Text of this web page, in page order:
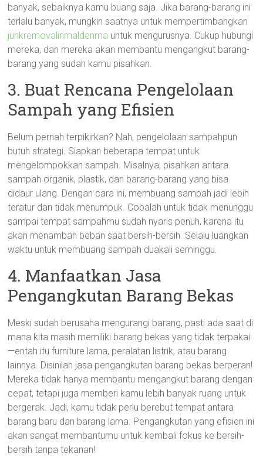
banyak, sebaiknya kamu buang saja. Jika barang-barang ini
terlalu banyak, mungkin saatnya untuk mempertimbangkan
junkremovalinmaldenma untuk mengurusnya. Cukup hubungi
mereka, dan mereka akan membantu mengangkut barang-
barang yang sudah kamu pisahkan.
3. Buat Rencana Pengelolaan
Sampah yang Efisien
Belum pernah terpikirkan? Nah, pengelolaan sampahpun
butuh strategi. Siapkan beberapa tempat untuk
mengelompokkan sampah. Misalnya, pisahkan antara
sampah organik, plastik, dan barang-barang yang bisa
didaur ulang. Dengan cara ini, membuang sampah jadi lebih
teratur dan tidak menumpuk. Cobalah untuk tidak menunggu
sampai tempat sampahmu sudah nyaris penuh, karena itu
akan menambah beban saat bersih-bersih. Selalu luangkan
waktu untuk membuang sampah duakali seminggu.
4. Manfaatkan Jasa
Pengangkutan Barang Bekas
Meski sudah berusaha mengurangi barang, pasti ada saat di
mana kita masih memiliki barang bekas yang tidak terpakai
—entah itu furniture lama, peralatan listrik, atau barang
lainnya. Disinilah jasa pengangkutan barang bekas berperan!
Mereka tidak hanya membantu mengangkut barang dengan
cepat, tetapi juga memberi kamu lebih banyak ruang untuk
bergerak. Jadi, kamu tidak perlu berebut tempat antara
barang baru dan barang lama. Pengangkutan yang efisien ini
akan sangat membantumu untuk kembali fokus ke bersih-
bersih tanpa tekanan!